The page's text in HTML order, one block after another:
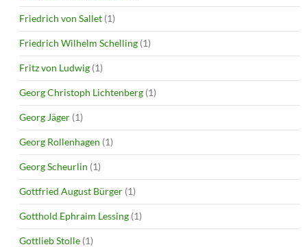
Friedrich von Sallet (1)
Friedrich Wilhelm Schelling (1)
Fritz von Ludwig (1)
Georg Christoph Lichtenberg (1)
Georg Jäger (1)
Georg Rollenhagen (1)
Georg Scheurlin (1)
Gottfried August Bürger (1)
Gotthold Ephraim Lessing (1)
Gottlieb Stolle (1)